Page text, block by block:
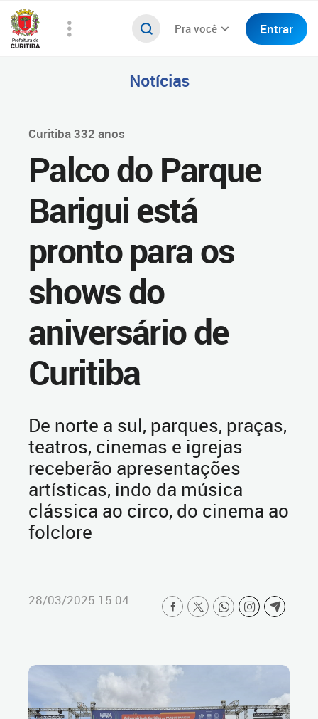
Pra você Entrar
Notícias
Curitiba 332 anos
Palco do Parque
Barigui está
pronto para os
shows do
aniversário de
Curitiba
De norte a sul, parques, praças,
teatros, cinemas e igrejas
receberão apresentações
artísticas, indo da música
clássica ao circo, do cinema ao
folclore
28/03/2025 15:04